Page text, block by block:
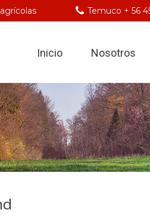
Temuco + 56
Inicio Nosotros